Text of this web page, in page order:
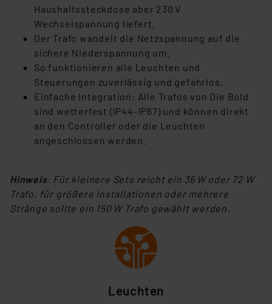
unberührt. Ihre Browser-Einstellungen können dazu
führen, dass die Einstellungen nicht längerfristig
gespeichert werden und dieses Banner erneut
angezeigt wird.
„Einige Drittanbieter verarbeiten personenbezogene
Daten in den USA. Ihre Einwilligung zur Einbindung von
Cookies dieser Drittanbieter umfasst daher ggf. auch
die Verarbeitung Ihrer Daten in den USA gemäß Art. 49
(1) lit. a DSGVO. Nähere Infos zu diesen Drittanbietern
Angemessenheitsbeschluss der EU. Dies bedeutet,
dass die USA als Land mit unzureichendem
Datenschutz nach EU-Standards eingestuft wird. So
besteht etwa das Risiko, dass US-Behörden
personenbezogene Daten in
Überwachungsprogrammen verarbeiten, ohne dass
hiergegen Klagemöglichkeiten für Europäer bestehen.
sich auf die Standarddatenschutzklauseln der
Haushaltssteckdose aber 230 V
Wechselspannung liefert.
Der Trafo wandelt die Netzspannung auf die
sichere Niederspannung um.
So funktionieren alle Leuchten und
Steuerungen zuverlässig und gefahrlos.
Einfache Integration: Alle Trafos von Die Bold
sind wetterfest (IP44–IP67) und können direkt
an den Controller oder die Leuchten
angeschlossen werden.
Hinweis: Für kleinere Sets reicht ein 36 W oder 72 W
Trafo, für größere Installationen oder mehrere
Stränge sollte ein 150 W Trafo gewählt werden.
Leuchten